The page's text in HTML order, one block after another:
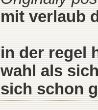
mit verlaub
in der regel
wahl als
sich schon